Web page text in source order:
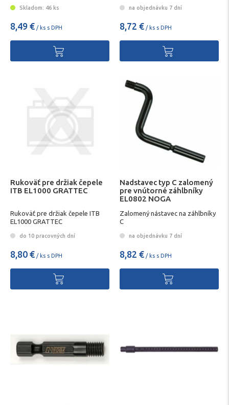
Skladom: 46 ks
8,49 € / ks s DPH
na objednávku 7 dní
8,72 € / ks s DPH
Rukoväť pre držiak čepele
ITB EL1000 GRATTEC
Rukoväť pre držiak čepele ITB
EL1000 GRATTEC
do 10 pracovných dní
8,80 € / ks s DPH
Nadstavec typ C zalomený
pre vnútorné záhlbníky
EL0802 NOGA
Zalomený nástavec na záhlbníky
C
na objednávku 7 dní
8,82 € / ks s DPH